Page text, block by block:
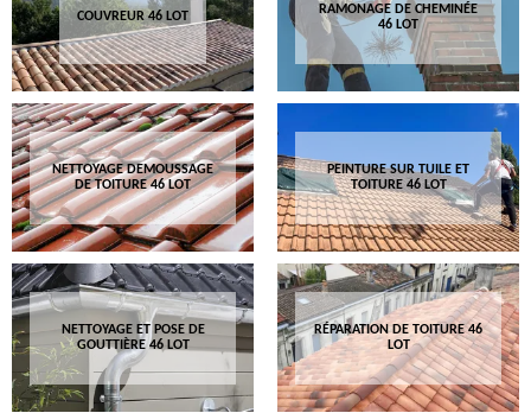
COUVREUR 46 LOT
RAMONAGE DE CHEMINÉE
46 LOT
NETTOYAGE DEMOUSSAGE
DE TOITURE 46 LOT
PEINTURE SUR TUILE ET
TOITURE 46 LOT
NETTOYAGE ET POSE DE
GOUTTIÈRE 46 LOT
RÉPARATION DE TOITURE 46
LOT